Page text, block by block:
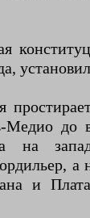
Медио до
на
а
и